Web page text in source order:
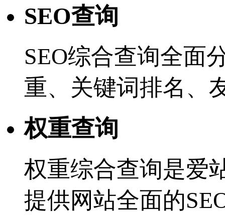
SEO查询
SEO综合查询全面
重、关键词排名、
权重查询
权重综合查询是爱
提供网站全面的